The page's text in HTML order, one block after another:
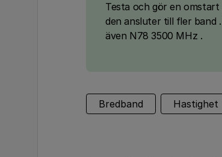
Testa och gör en omstart
den ansluter till fler band
även N78 3500 MHz .
Bredband Hastighet